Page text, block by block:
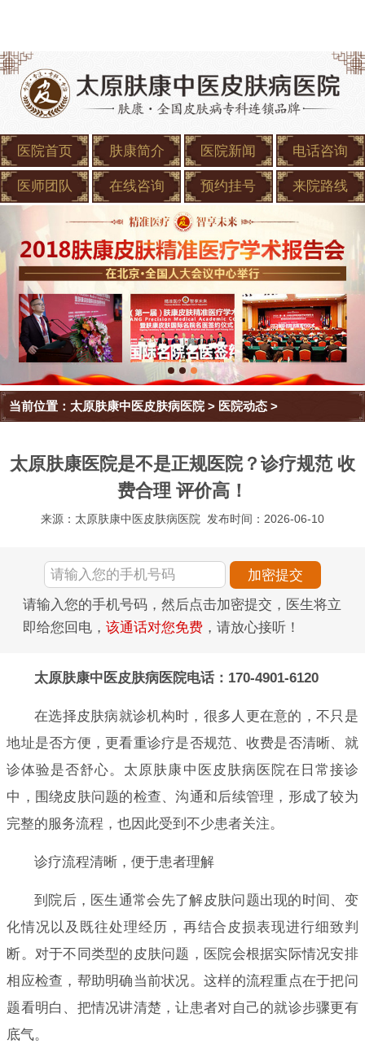
医院首页 肤康简介 医院新闻 电话咨询
医师团队 在线咨询 预约挂号 来院路线
当前位置： 太原肤康中医皮肤病医院> 医院动态 >
太原肤康医院是不是正规医院？诊疗规范 收
费合理 评价高！
来源：太原肤康中医皮肤病医院 发布时间：2026-06-10
请输入您的手机号码，然后点击加密提交，医生将立
即给您回电， 该通话对您免费 ，请放心接听！
太原肤康中医皮肤病医院电话：170-4901-6120
在选择皮肤病就诊机构时，很多人更在意的，不只是
地址是否方便，更看重诊疗是否规范、收费是否清晰、就
诊体验是否舒心。太原肤康中医皮肤病医院在日常接诊
中，围绕皮肤问题的检查、沟通和后续管理，形成了较为
完整的服务流程，也因此受到不少患者关注。
诊疗流程清晰，便于患者理解
到院后，医生通常会先了解皮肤问题出现的时间、变
化情况以及既往处理经历，再结合皮损表现进行细致判
断。对于不同类型的皮肤问题，医院会根据实际情况安排
相应检查，帮助明确当前状况。这样的流程重点在于把问
题看明白、把情况讲清楚，让患者对自己的就诊步骤更有
底气。